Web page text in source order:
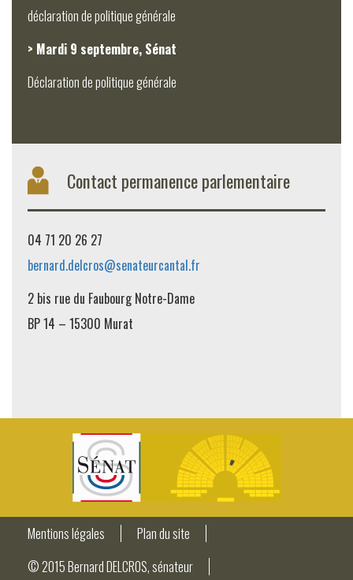
déclaration de politique générale
> Mardi 9 septembre, Sénat
Déclaration de politique générale
Contact permanence parlementaire
04 71 20 26 27
bernard.delcros@senateurcantal.fr
2 bis rue du Faubourg Notre-Dame
BP 14 – 15300 Murat
Mentions légales
Plan du site
© 2015 Bernard DELCROS, sénateur